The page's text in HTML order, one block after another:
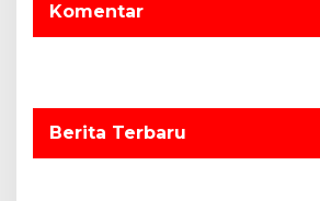
i
o
Komentar
Berita Terbaru